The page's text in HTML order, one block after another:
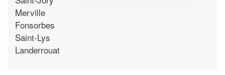
Merville
Fonsorbes
Saint-Lys
Landerrouat